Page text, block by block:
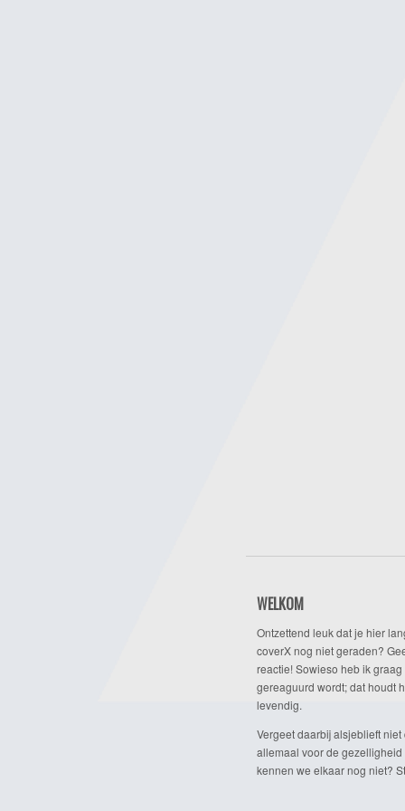
WELKOM
Ontzettend leuk dat je hier
coverX nog niet geraden?
reactie! Sowieso heb ik graag
gereaguurd wordt; dat houdt
levendig.
Vergeet daarbij alsjeblieft niet
allemaal voor de gezelligheid
kennen we elkaar nog niet?